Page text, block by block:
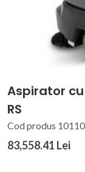
Aspirator
RS
Cod produs
83,558.41 Lei